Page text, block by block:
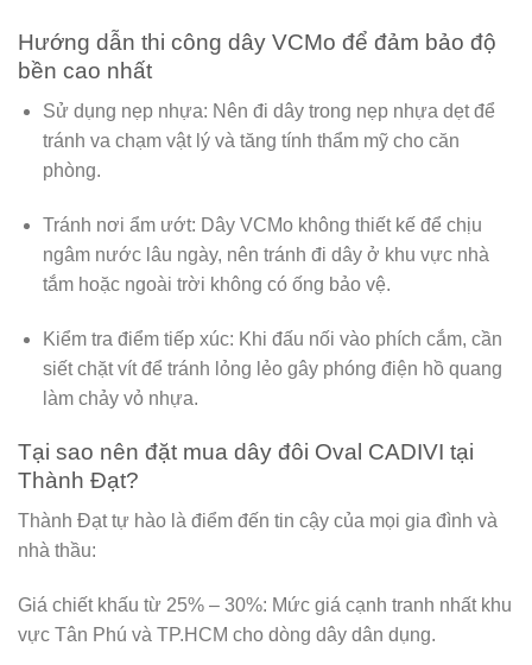
Hướng dẫn thi công dây VCMo để đảm bảo độ
bền cao nhất
Sử dụng nẹp nhựa: Nên đi dây trong nẹp nhựa dẹt để
tránh va chạm vật lý và tăng tính thẩm mỹ cho căn
phòng.
Tránh nơi ẩm ướt: Dây VCMo không thiết kế để chịu
ngâm nước lâu ngày, nên tránh đi dây ở khu vực nhà
tắm hoặc ngoài trời không có ống bảo vệ.
Kiểm tra điểm tiếp xúc: Khi đấu nối vào phích cắm, cần
siết chặt vít để tránh lỏng lẻo gây phóng điện hồ quang
làm chảy vỏ nhựa.
Tại sao nên đặt mua dây đôi Oval CADIVI tại
Thành Đạt?
Thành Đạt tự hào là điểm đến tin cậy của mọi gia đình và
nhà thầu:
Giá chiết khấu từ 25% – 30%: Mức giá cạnh tranh nhất khu
vực Tân Phú và TP.HCM cho dòng dây dân dụng.